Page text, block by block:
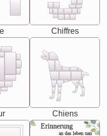
Chiffres
Chiens
Erinnerung
an das leben uan